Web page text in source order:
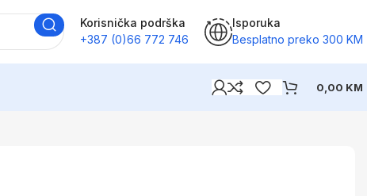
Korisnička podrška
+387 (0)66 772 746
Isporuka
Besplatno preko 300 KM
0,00 KM